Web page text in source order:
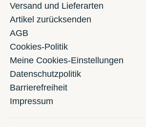
Versand und Lieferarten
Artikel zurücksenden
AGB
Cookies-Politik
Meine Cookies-Einstellungen
Datenschutzpolitik
Barrierefreiheit
Impressum